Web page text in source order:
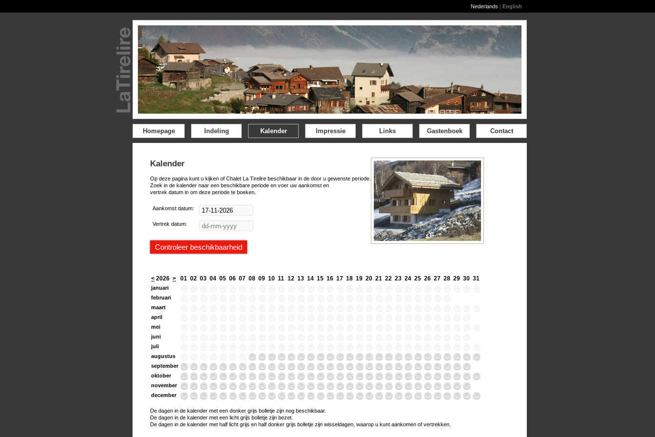
Nederlands | English
Homepage Indeling Kalender Impressie Links Gastenboek Contact
Kalender
Op deze pagina kunt u kijken of Chalet La Tirelire beschikbaar in de door u gewenste periode.
Zoek in de kalender naar een beschikbare periode en voer uw aankomst en
vertrek datum in om deze periode te boeken.
Aankomst datum:
Vertrek datum:
< 2026 > 01 02 03 04 05 06 07 08 09 10 11 12 13 14 15 16 17 18 19 20 21 22 23 24 25 26 27 28 29 30 31
januari
februari
maart
april
mei
juni
juli
augustus
september
oktober
november
december
De dagen in de kalender met een donker grijs bolletje zijn nog beschikbaar.
De dagen in de kalender met een licht grijs bolletje zijn bezet.
De dagen in de kalender met half licht grijs en half donker grijs bolletje zijn wisseldagen, waarop u kunt aankomen of vertrekken.